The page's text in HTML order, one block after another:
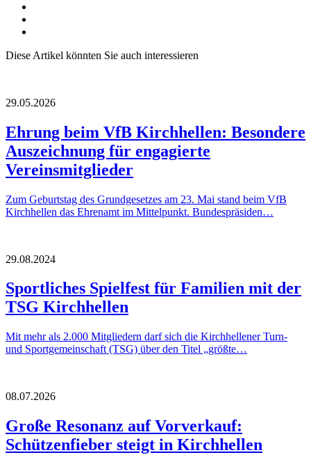
Diese Artikel könnten Sie auch interessieren
29.05.2026
Ehrung beim VfB Kirchhellen: Besondere
Auszeichnung für engagierte
Vereinsmitglieder
Zum Geburtstag des Grundgesetzes am 23. Mai stand beim VfB
Kirchhellen das Ehrenamt im Mittelpunkt. Bundespräsiden…
29.08.2024
Sportliches Spielfest für Familien mit der
TSG Kirchhellen
Mit mehr als 2.000 Mitgliedern darf sich die Kirchhellener Turn-
und Sportgemeinschaft (TSG) über den Titel „größte…
08.07.2026
Große Resonanz auf Vorverkauf:
Schützenfieber steigt in Kirchhellen